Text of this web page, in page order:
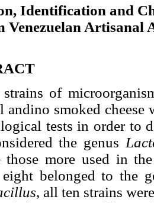
Identification and
Venezuelan Artisanal
of
andino smoked
tests in order to
the genus
those more used in
eight belonged to the
, all ten strains